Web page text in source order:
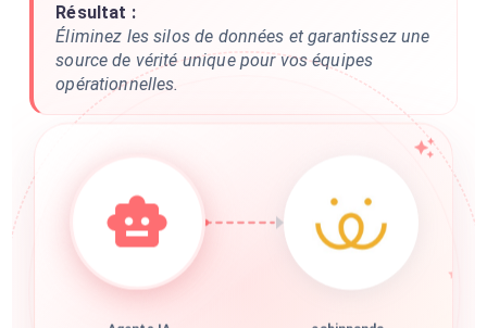
Résultat :
Éliminez les silos de données et garantissez une
source de vérité unique pour vos équipes
opérationnelles.